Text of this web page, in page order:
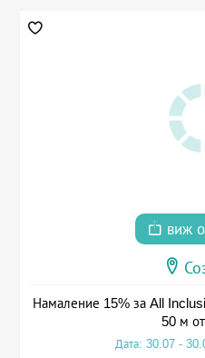
виж
Намаление 15% за All
50 м
Дата: 30.07 -